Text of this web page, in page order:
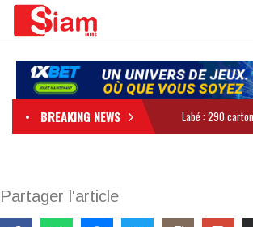
BREAKING NEWS
Partager l'article